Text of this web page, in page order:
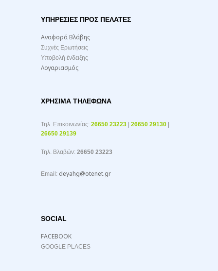
ΥΠΗΡΕΣΙΕΣ ΠΡΟΣ ΠΕΛΑΤΕΣ
Αναφορά Βλάβης
Συχνές Ερωτήσεις
Υποβολή ένδειξης
Λογαριασμός
ΧΡΉΣΙΜΑ ΤΗΛΈΦΩΝΑ
Τηλ. Επικοινωνίας: 26650 23223 26650 29130
26650 29139
Τηλ. Βλαβών: 26650 23223
Email: deyahg@otenet.gr
SOCIAL
FACEBOOK
GOOGLE PLACES